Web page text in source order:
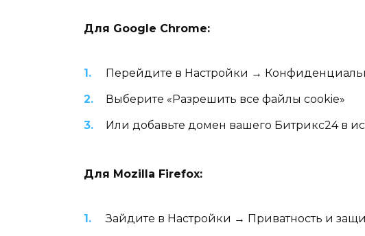
Для Google Chrome:
Перейдите в Настройки →
Выберите «Разрешить все файлы cookie»
Или добавьте домен вашего Битрикс24 в
Для Mozilla Firefox:
Зайдите в Настройки → Приватность и